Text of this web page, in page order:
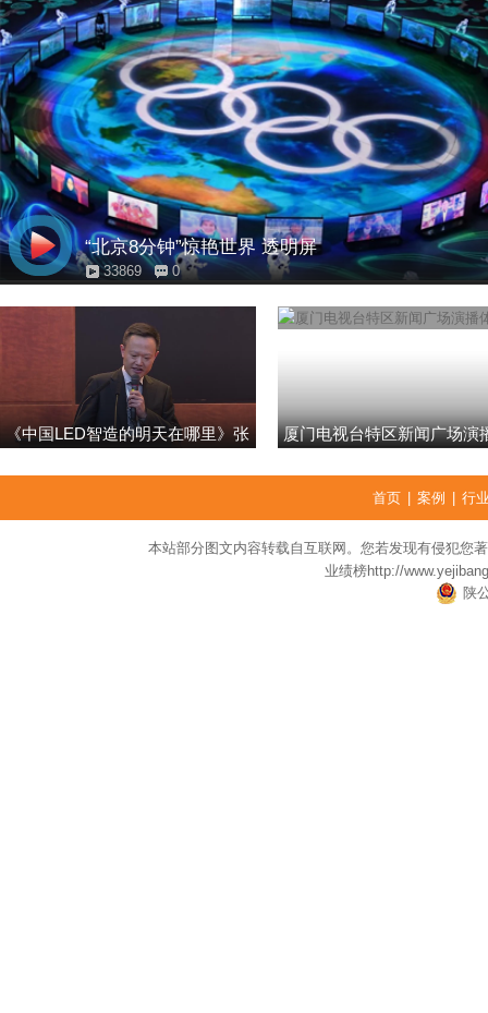
“北京8分钟”惊艳世界 透明屏
33869 0
《中国LED智造的明天在哪里》张
厦门电视台特区新闻广场演
首页 案例 行
本站部分图文内容转载自互联网。您若发现有侵犯您
业绩榜http://
陕